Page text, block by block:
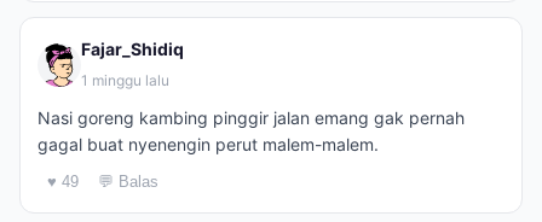
Fajar_Shidiq
1 minggu lalu
Nasi goreng kambing pinggir jalan emang gak pernah
gagal buat nyenengin perut malem-malem.
♥ 49 💬 Balas